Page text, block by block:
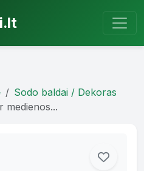
Sodo baldai / Dekoras
medienos...